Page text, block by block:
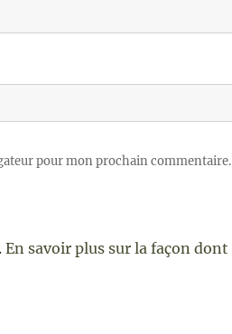
pour mon prochain commentaire.
En savoir plus sur la façon dont